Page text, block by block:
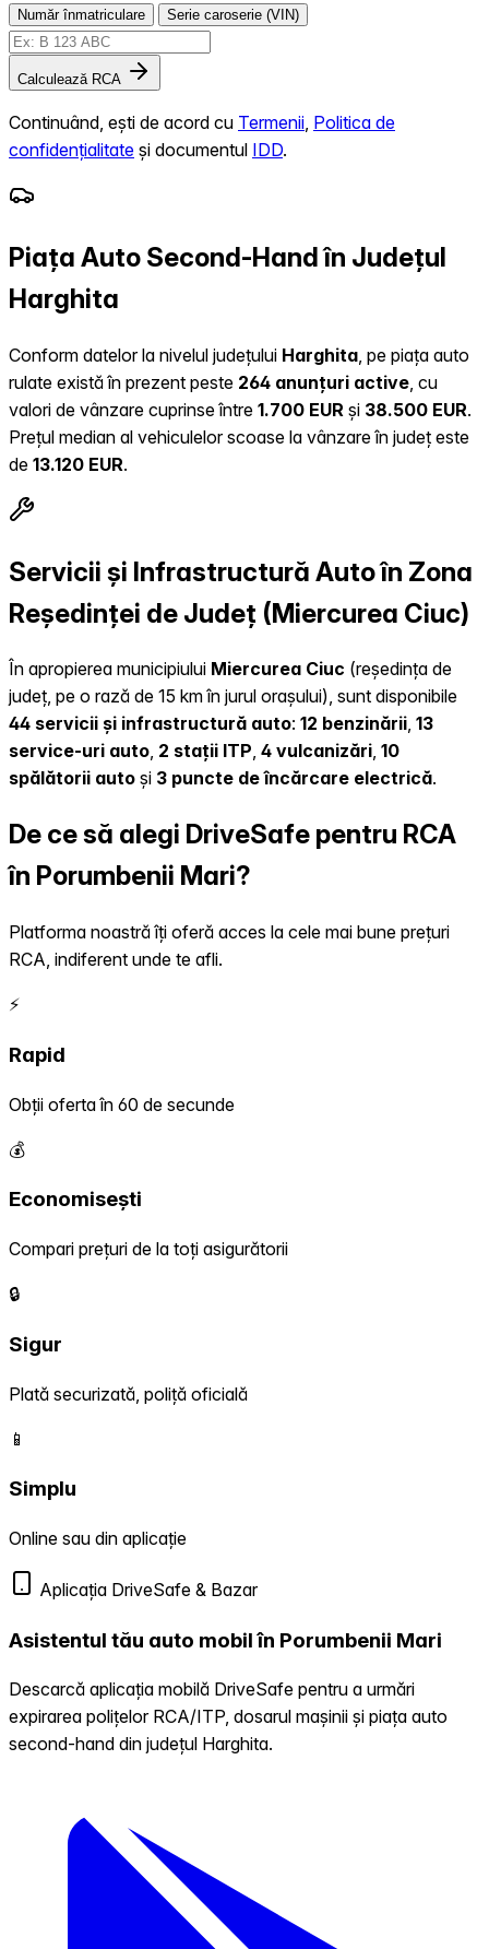
Număr înmatriculare Serie caroserie (VIN)
Calculează RCA
Continuând, ești de acord cu Termenii Politica de
confidențialitate și documentul IDD.
Piața Auto Second-Hand în Județul
Harghita
Conform datelor la nivelul județului Harghita , pe piața auto
rulate există în prezent peste 264 anunțuri active , cu
valori de vânzare cuprinse între 1.700 EUR și 38.500 EUR.
Prețul median al vehiculelor scoase la vânzare în județ este
de 13.120 EUR.
Servicii și Infrastructură Auto în Zona
Reședinței de Județ (Miercurea Ciuc)
În apropierea municipiului Miercurea Ciuc (reședința de
județ, pe o rază de 15 km în jurul orașului), sunt disponibile
44 servicii și infrastructură auto: 12 benzinării, 13
service-uri auto, 2 stații ITP, 4 vulcanizări, 10
spălătorii auto și 3 puncte de încărcare electrică.
De ce să alegi DriveSafe pentru RCA
în Porumbenii Mari?
Platforma noastră îți oferă acces la cele mai bune prețuri
RCA, indiferent unde te afli.
⚡
Rapid
Obții oferta în 60 de secunde
💰
Economisești
Compari prețuri de la toți asigurătorii
🔒
Sigur
Plată securizată, poliță oficială
📱
Simplu
Online sau din aplicație
Aplicația DriveSafe & Bazar
Asistentul tău auto mobil în Porumbenii Mari
Descarcă aplicația mobilă DriveSafe pentru a urmări
expirarea polițelor RCA/ITP, dosarul mașinii și piața auto
second-hand din județul Harghita.